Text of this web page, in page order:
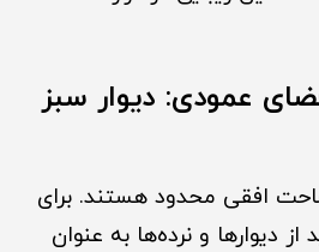
فضای عمودی: دیوار سبز
افقی محدود هستند. برای
از دیوارها و نرده‌ها به عنوان